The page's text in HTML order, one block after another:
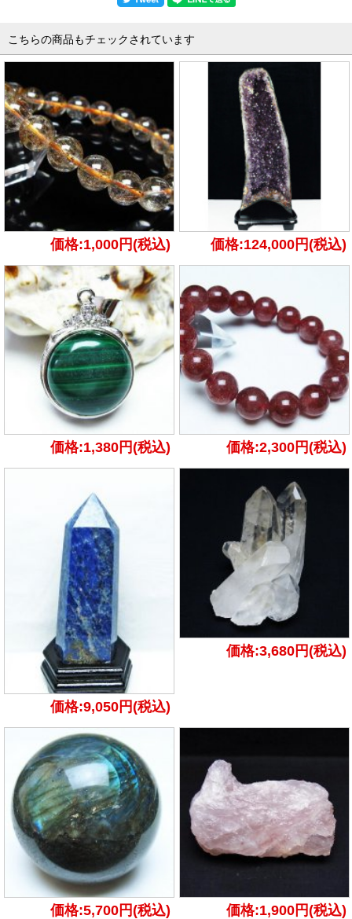
こちらの商品もチェックされています
価格:1,000円(税込) 価格:124,000円(税込)
価格:1,380円(税込) 価格:2,300円(税込)
価格:9,050円(税込)
価格:3,680円(税込)
価格:5,700円(税込) 価格:1,900円(税込)